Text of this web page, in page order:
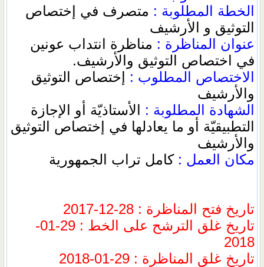
الخطة المطلوبة : متصرف في إختصاص
التوثيق و الأرشيف
عنوان المناظرة : مناظرة انتداب عونين
في اختصاص التوثيق والأرشيف.
الاختصاص المطلوب :
إختصاص التوثيق
والأرشيف
الشهادة المطلوبة :
الأستاذيّة أو الإجازة
التطبيقيّة أو ما يعادلها في إختصاص التوثيق
والأرشيف
مكان العمل :كامل تراب الجمهورية
تاريخ فتح المناظرة : 28-12-2017
تاريخ غلق الترشح على الخط : 29-01-
2018
تاريخ غلق المناظرة : 29-01-2018